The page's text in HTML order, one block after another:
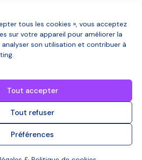
tous les cookies », vous acceptez
sur votre appareil pour améliorer la
analyser son utilisation et contribuer à
Tout accepter
Tout refuser
Préférences
Mentions légales|